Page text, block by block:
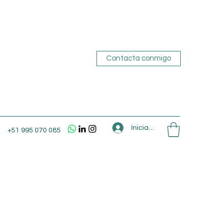
Contacta conmigo
+51 995 070 085 Iniciar sesión